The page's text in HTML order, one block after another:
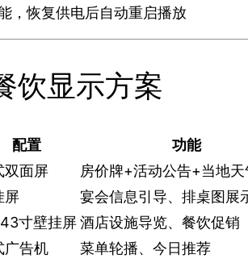
，恢复供电后自动重启播放
饮显示方案
配置
功能
双面屏
房价牌+活动公告+当地
屏
宴会信息引导、排桌图展
寸壁挂屏酒店设施导览、餐饮促销
广告机 菜单轮播、今日推荐